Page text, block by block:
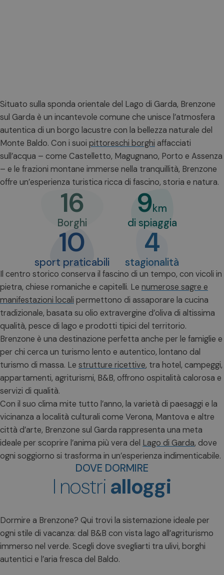
Situato sulla sponda orientale del Lago di Garda, Brenzone
sul Garda è un incantevole comune che unisce l’atmosfera
autentica di un borgo lacustre con la bellezza naturale del
Monte Baldo. Con i suoi pittoreschi borghi affacciati
sull’acqua – come Castelletto, Magugnano, Porto e Assenza
– e le frazioni montane immerse nella tranquillità, Brenzone
offre un’esperienza turistica ricca di fascino, storia e natura.
16
Borghi
9km
di spiaggia
10
sport praticabili
4
stagionalità
Il centro storico conserva il fascino di un tempo, con vicoli in
pietra, chiese romaniche e capitelli. Le numerose sagre e
manifestazioni locali permettono di assaporare la cucina
tradizionale, basata su olio extravergine d’oliva di altissima
qualità, pesce di lago e prodotti tipici del territorio.
Brenzone è una destinazione perfetta anche per le famiglie e
per chi cerca un turismo lento e autentico, lontano dal
turismo di massa. Le strutture ricettive, tra hotel, campeggi,
appartamenti, agriturismi, B&B, offrono ospitalità calorosa e
servizi di qualità.
Con il suo clima mite tutto l’anno, la varietà di paesaggi e la
vicinanza a località culturali come Verona, Mantova e altre
città d’arte, Brenzone sul Garda rappresenta una meta
ideale per scoprire l’anima più vera del Lago di Garda, dove
ogni soggiorno si trasforma in un’esperienza indimenticabile.
DOVE DORMIRE
I nostri alloggi
Dormire a Brenzone? Qui trovi la sistemazione ideale per
ogni stile di vacanza: dal B&B con vista lago all’agriturismo
immerso nel verde. Scegli dove svegliarti tra ulivi, borghi
autentici e l’aria fresca del Baldo.